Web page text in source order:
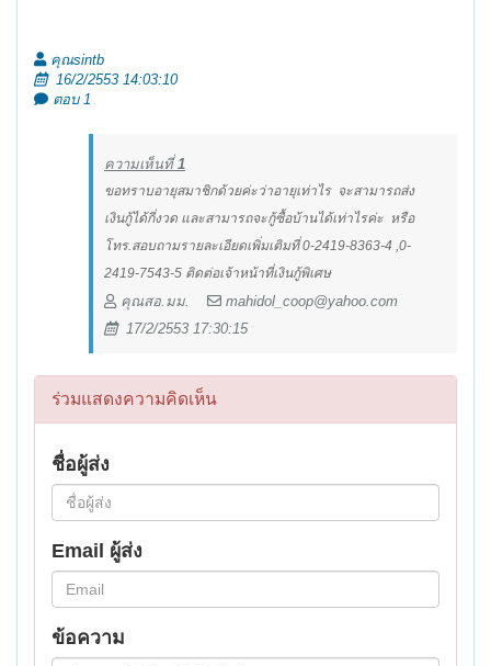
คุณsintb
16/2/2553 14:03:10
ตอบ 1
ความเห็นที่1
ขอทราบอายุสมาชิกด้วยค่ะว่าอายุเท่าไร จะสามารถส่ง
เงินกู้ได้กี่งวด และสามารถจะกู้ซื้อบ้านได้เท่าไรค่ะ หรือ
โทร.สอบถามรายละเอียดเพิ่มเติมที่ 0-2419-8363-4 ,0-
2419-7543-5 ติดต่อเจ้าหน้าที่เงินกู้พิเศษ
คุณสอ.มม.
mahidol_coop@yahoo.com
17/2/2553 17:30:15
ร่วมแสดงความคิดเห็น
ชื่อผู้ส่ง
Email ผู้ส่ง
ข้อความ